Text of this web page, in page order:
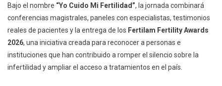
Bajo el nombre “Yo Cuido Mi Fertilidad”, la jornada combinará
conferencias magistrales, paneles con especialistas, testimonios
reales de pacientes y la entrega de los Fertilam Fertility Awards
2026, una iniciativa creada para reconocer a personas e
instituciones que han contribuido a romper el silencio sobre la
infertilidad y ampliar el acceso a tratamientos en el país.